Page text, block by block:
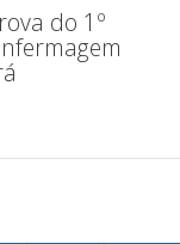
do 1º